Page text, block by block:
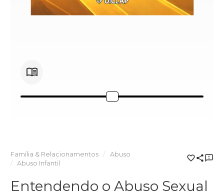
Família & Relacionamentos
Abuso
Abuso Infantil
Entendendo o Abuso Sexual